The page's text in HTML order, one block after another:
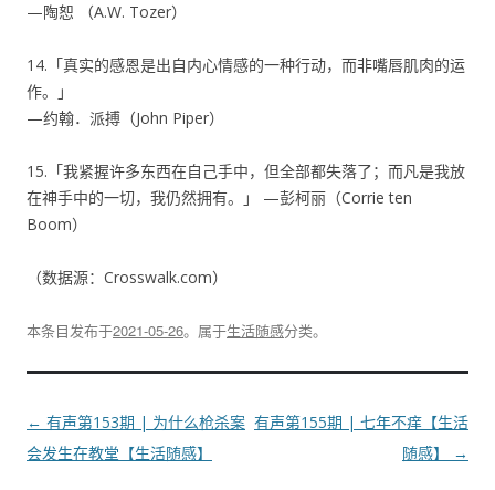
—陶恕 （A.W. Tozer）
14.「真实的感恩是出自内心情感的一种行动，而非嘴唇肌肉的运
作。」
—约翰．派搏（John Piper）
15.「我紧握许多东西在自己手中，但全部都失落了；而凡是我放
在神手中的一切，我仍然拥有。」 —彭柯丽（Corrie ten
Boom）
（数据源：Crosswalk.com）
本条目发布于2021-05-26。属于生活随感分类。
文
章
← 有声第153期 | 为什么枪杀案
会发生在教堂【生活随感】
有声第155期 | 七年不痒【生活
随感】
→